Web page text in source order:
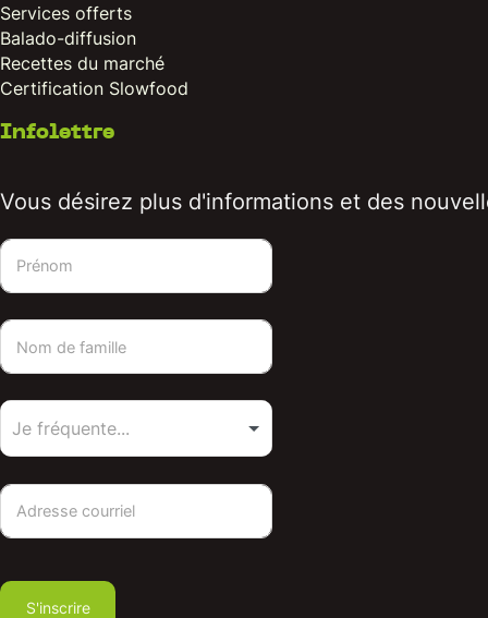
Services offerts
Balado-diffusion
Recettes du marché
Certification Slowfood
Infolettre
Vous désirez plus d'informations et des
S'inscrire